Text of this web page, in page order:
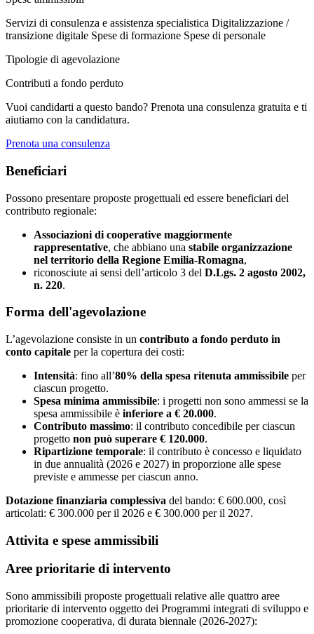
Servizi di consulenza e assistenza specialistica Digitalizzazione /
transizione digitale Spese di formazione Spese di personale
Tipologie di agevolazione
Contributi a fondo perduto
Vuoi candidarti a questo bando? Prenota una consulenza gratuita e ti
aiutiamo con la candidatura.
Prenota una consulenza
Beneficiari
Possono presentare proposte progettuali ed essere beneficiari del
contributo regionale:
Associazioni di cooperative maggiormente
rappresentative, che abbiano una stabile organizzazione
nel territorio della Regione Emilia-Romagna,
riconosciute ai sensi dell’articolo 3 del D.Lgs. 2 agosto 2002,
n. 220.
Forma dell'agevolazione
L’agevolazione consiste in un contributo a fondo perduto in
conto capitale per la copertura dei costi:
Intensità: fino all’80% della spesa ritenuta ammissibile per
ciascun progetto.
Spesa minima ammissibile: i progetti non sono ammessi se la
spesa ammissibile è inferiore a € 20.000.
Contributo massimo: il contributo concedibile per ciascun
progetto non può superare € 120.000.
Ripartizione temporale: il contributo è concesso e liquidato
in due annualità (2026 e 2027) in proporzione alle spese
previste e ammesse per ciascun anno.
Dotazione finanziaria complessiva del bando: € 600.000, così
articolati: € 300.000 per il 2026 e € 300.000 per il 2027.
Attivita e spese ammissibili
Aree prioritarie di intervento
Sono ammissibili proposte progettuali relative alle quattro aree
prioritarie di intervento oggetto dei Programmi integrati di sviluppo e
promozione cooperativa, di durata biennale (2026-2027):